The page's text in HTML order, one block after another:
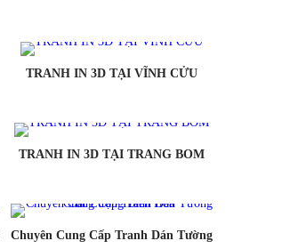
TRANH IN 3D TẠI VĨNH CỬU
TRANH IN 3D TẠI TRANG BOM
Chuyên Cung Cấp Tranh Dán Tường